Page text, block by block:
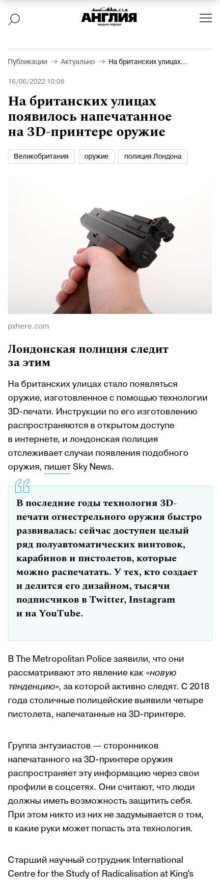
Публикации Актуально
На британских улицах
16/06/2022 10:08
На британских улицах
появилось напечатанное
на 3D-принтере оружие
Великобритания оружие полиция Лондона
pxhere.com
Лондонская полиция следит
за этим
На британских улицах стало появляться
оружие, изготовленное с помощью технологии
3D-печати. Инструкции по его изготовлению
распространяются в открытом доступе
в интернете, и лондонская полиция
отслеживает случаи появления подобного
оружия, пишетSky News.
В последние годы технология 3D-
печати огнестрельного оружия быстро
развивалась: сейчас доступен целый
ряд полуавтоматических винтовок,
карабинов и пистолетов, которые
можно распечатать. У тех, кто создает
и делится его дизайном, тысячи
подписчиков в Twitter, Instagram
и на YouTube.
В The Metropolitan Police заявили, что они
рассматривают это явление как «новую
тенденцию», за которой активно следят. С 2018
года столичные полицейские выявили четыре
пистолета, напечатанные на 3D-принтере.
Группа энтузиастов — сторонников
напечатанного на 3D-принтере оружия
распространяет эту информацию через свои
профили в соцсетях. Они считают, что люди
должны иметь возможность защитить себя.
При этом никто из них не задумывается о том,
в какие руки может попасть эта технология.
Старший научный сотрудник International
Centre for the Study of Radicalisation at King's